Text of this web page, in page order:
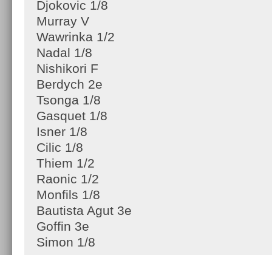
Djokovic 1/8
Murray V
Wawrinka 1/2
Nadal 1/8
Nishikori F
Berdych 2e
Tsonga 1/8
Gasquet 1/8
Isner 1/8
Cilic 1/8
Thiem 1/2
Raonic 1/2
Monfils 1/8
Bautista Agut 3e
Goffin 3e
Simon 1/8